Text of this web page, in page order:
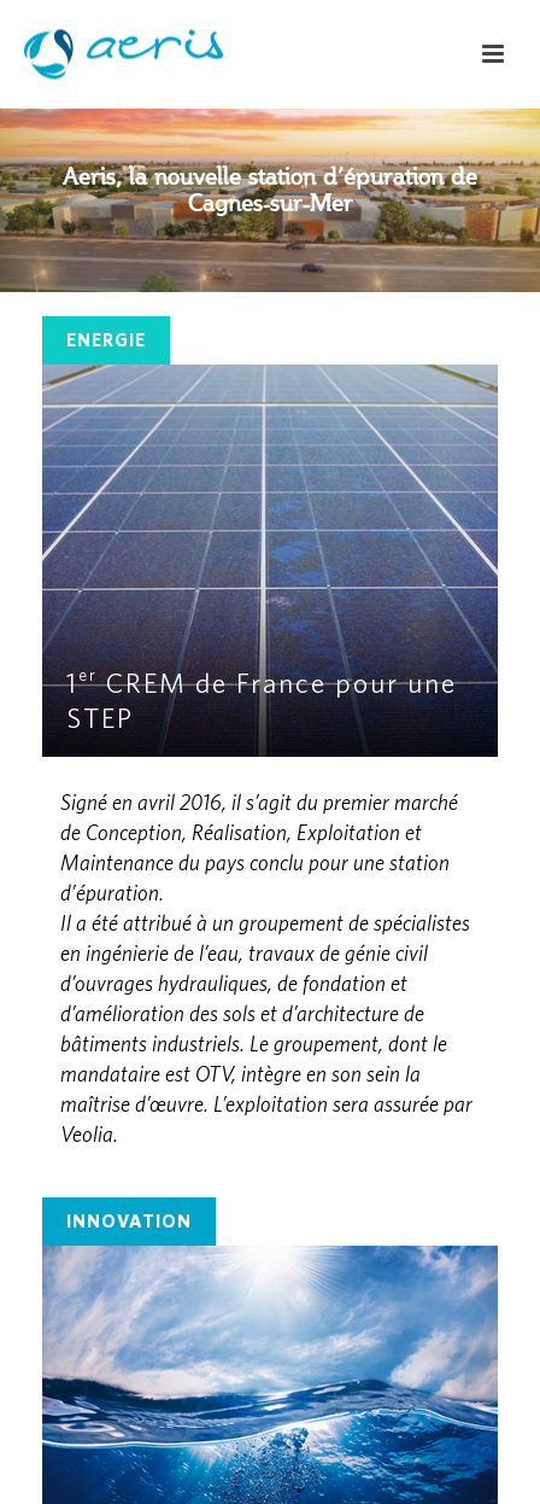
Aeris, la nouvelle station d’épuration de
Cagnes-sur-Mer
ENERGIE
1erCREM de France pour une
STEP
Signé en avril 2016, il s’agit du premier marché
de Conception, Réalisation, Exploitation et
Maintenance du pays conclu pour une station
d’épuration.
Il a été attribué à un groupement de spécialistes
en ingénierie de l’eau, travaux de génie civil
d’ouvrages hydrauliques, de fondation et
d’amélioration des sols et d’architecture de
bâtiments industriels. Le groupement, dont le
mandataire est OTV, intègre en son sein la
maîtrise d’œuvre. L’exploitation sera assurée par
Veolia.
INNOVATION